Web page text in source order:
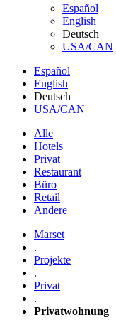
Español
English
Deutsch
USA/CAN
Español
English
Deutsch
USA/CAN
Alle
Hotels
Privat
Restaurant
Büro
Retail
Andere
Marset
.
Projekte
.
Privat
.
Privatwohnung